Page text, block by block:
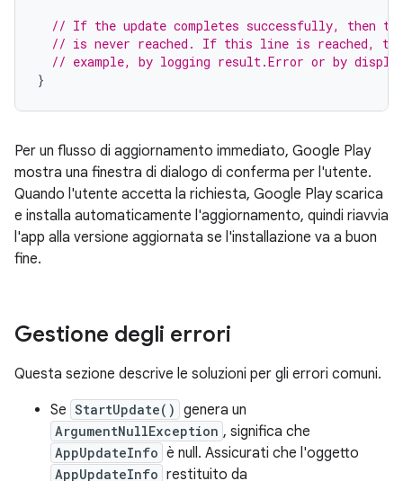
// If the update completes successfully, then
// is never reached. If this line is reached,
// example, by logging result.Error or by
}
Per un flusso di aggiornamento immediato, Google Play
mostra una finestra di dialogo di conferma per l'utente.
Quando l'utente accetta la richiesta, Google Play scarica
e installa automaticamente l'aggiornamento, quindi riavvia
l'app alla versione aggiornata se l'installazione va a buon
fine.
Gestione degli errori
Questa sezione descrive le soluzioni per gli errori comuni.
Se StartUpdate() genera un
ArgumentNullException , significa che
AppUpdateInfo è null. Assicurati che l'oggetto
AppUpdateInfo restituito da